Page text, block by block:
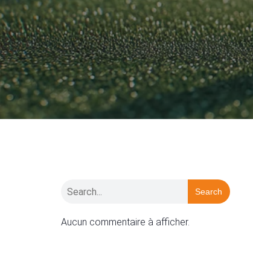
Search
Aucun commentaire à afficher.